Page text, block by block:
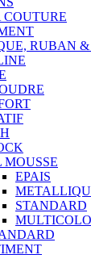
COUTURE
RUBAN &
MOUSSE
EPAIS
STANDARD